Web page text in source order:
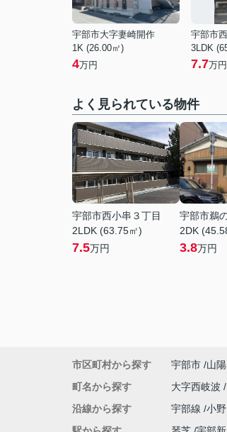
宇部市大字妻崎開作
1K (26.00㎡)
4万円
宇部市
3LDK
7.7万円
よく見られている物件
宇部市西小串３丁目
2LDK (63.75㎡)
7.5万円
宇部市鵜
2DK
3.8万円
市区町村から探す 宇部市 山
町名から探す
大字西岐波
沿線から探す
宇部線 小